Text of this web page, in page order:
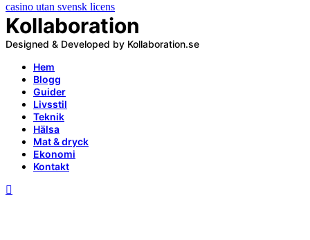
casino utan svensk licens
Kollaboration
Designed & Developed by Kollaboration.se
Hem
Blogg
Guider
Livsstil
Teknik
Hälsa
Mat & dryck
Ekonomi
Kontakt